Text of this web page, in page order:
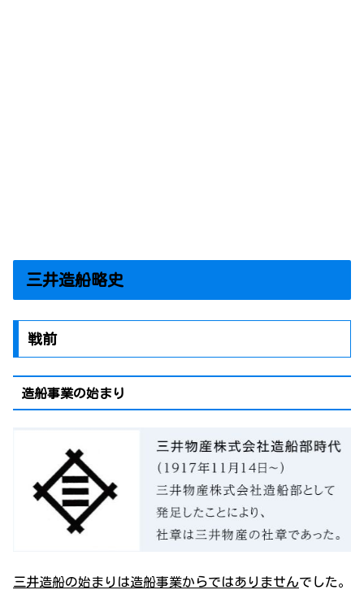
三井造船略史
戦前
造船事業の始まり
三井造船の始まりは造船事業からではありませんでした。